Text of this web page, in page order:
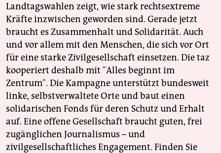
Landtagswahlen zeigt, wie stark rechtsextreme
Kräfte inzwischen geworden sind. Gerade jetzt
braucht es Zusammenhalt und Solidarität. Auch
und vor allem mit den Menschen, die sich vor Ort
für eine starke Zivilgesellschaft einsetzen. Die taz
kooperiert deshalb mit "Alles beginnt im
Zentrum". Die Kampagne unterstützt bundesweit
linke, selbstverwaltete Orte und baut einen
solidarischen Fonds für deren Schutz und Erhalt
auf. Eine offene Gesellschaft braucht guten, frei
zugänglichen Journalismus – und
zivilgesellschaftliches Engagement. Finden Sie